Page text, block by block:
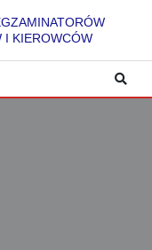
GZAMINATORÓW
I KIEROWCÓW